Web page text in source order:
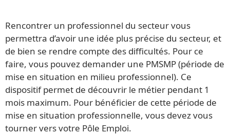
Rencontrer un professionnel du secteur vous
permettra d’avoir une idée plus précise du secteur, et
de bien se rendre compte des difficultés. Pour ce
faire, vous pouvez demander une PMSMP (période de
mise en situation en milieu professionnel). Ce
dispositif permet de découvrir le métier pendant 1
mois maximum. Pour bénéficier de cette période de
mise en situation professionnelle, vous devez vous
tourner vers votre Pôle Emploi.